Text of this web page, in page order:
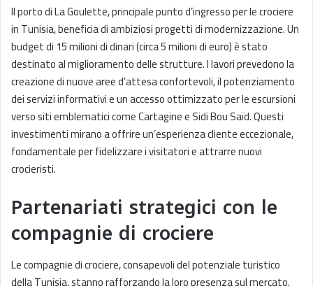
Il porto di La Goulette, principale punto d’ingresso per le crociere
in Tunisia, beneficia di ambiziosi progetti di modernizzazione. Un
budget di 15 milioni di dinari (circa 5 milioni di euro) è stato
destinato al miglioramento delle strutture. I lavori prevedono la
creazione di nuove aree d’attesa confortevoli, il potenziamento
dei servizi informativi e un accesso ottimizzato per le escursioni
verso siti emblematici come Cartagine e Sidi Bou Saïd. Questi
investimenti mirano a offrire un’esperienza cliente eccezionale,
fondamentale per fidelizzare i visitatori e attrarre nuovi
crocieristi.
Partenariati strategici con le
compagnie di crociere
Le compagnie di crociere, consapevoli del potenziale turistico